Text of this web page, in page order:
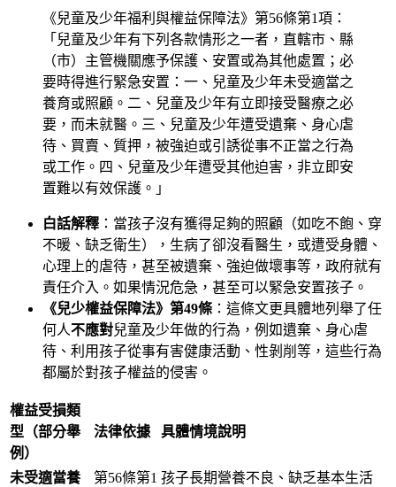
《兒童及少年福利與權益保障法》第56條第1項：
「兒童及少年有下列各款情形之一者，直轄市、縣
（市）主管機關應予保護、安置或為其他處置；必
要時得進行緊急安置：一、兒童及少年未受適當之
養育或照顧。二、兒童及少年有立即接受醫療之必
要，而未就醫。三、兒童及少年遭受遺棄、身心虐
待、買賣、質押，被強迫或引誘從事不正當之行為
或工作。四、兒童及少年遭受其他迫害，非立即安
置難以有效保護。」
白話解釋 ：當孩子沒有獲得足夠的照顧（如吃不飽、穿
不暖、缺乏衛生），生病了卻沒看醫生，或遭受身體、
心理上的虐待，甚至被遺棄、強迫做壞事等，政府就有
責任介入。如果情況危急，甚至可以緊急安置孩子。
《兒少權益保障法》第49條 ：這條文更具體地列舉了任
何人不應對兒童及少年做的行為，例如遺棄、身心虐
待、利用孩子從事有害健康活動、性剝削等，這些行為
都屬於對孩子權益的侵害。
權益受損類
型（部分舉
例）
法律依據 具體情境說明
未受適當養
第56條第1 孩子長期營養不良、缺乏基本生活